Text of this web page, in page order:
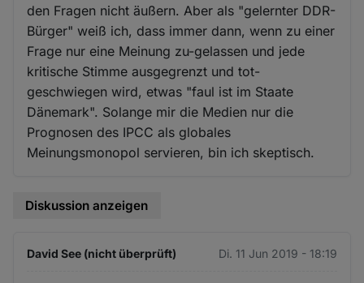
den Fragen nicht äußern. Aber als "gelernter DDR-
Bürger" weiß ich, dass immer dann, wenn zu einer
Frage nur eine Meinung zu-gelassen und jede
kritische Stimme ausgegrenzt und tot-
geschwiegen wird, etwas "faul ist im Staate
Dänemark". Solange mir die Medien nur die
Prognosen des IPCC als globales
Meinungsmonopol servieren, bin ich skeptisch.
Diskussion anzeigen
David See (nicht überprüft) Di. 11 Jun 2019 - 18:19